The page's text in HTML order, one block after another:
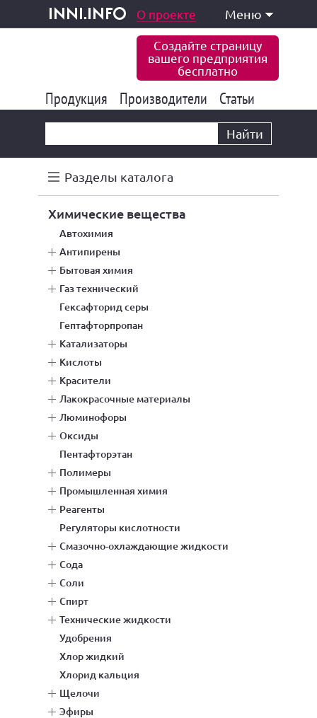
inni.info
и услуги О проекте Меню
Создайте страницу
вашего предприятия
бесплатно
Продукция 177 822
Производители 6 765
Статьи
Найти
Разделы каталога
химические вещества
автохимия
антипирены
бытовая химия
газ технический
гексафторид серы
гептафторпропан
катализаторы
кислоты
красители
лакокрасочные материалы
люминофоры
оксиды
пентафторэтан
полимеры
промышленная химия
реагенты
регуляторы кислотности
смазочно-охлаждающие жидкости
сода
соли
спирт
технические жидкости
удобрения
хлор жидкий
хлорид кальция
щелочи
эфиры